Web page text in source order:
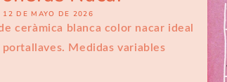
12 DE MAYO DE 2026
ceràmica blanca color nacar ideal
portallaves. Medidas variables